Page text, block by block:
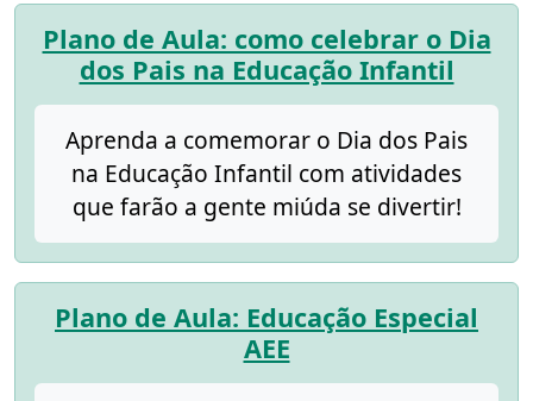
Plano de Aula: como celebrar o Dia
dos Pais na Educação Infantil
Aprenda a comemorar o Dia dos Pais
na Educação Infantil com atividades
que farão a gente miúda se divertir!
Plano de Aula: Educação Especial
AEE